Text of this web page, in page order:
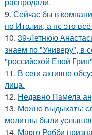
распродали.
9. Сейчас бы в
по Италии, а не это
10. 39-Летнюю
знаем по "Универу", в
"российской Евой
11. В сети активно
лица.
12. Недавно Памела
13. Можно выдыхать:
молитвы были
14. Марго Робби